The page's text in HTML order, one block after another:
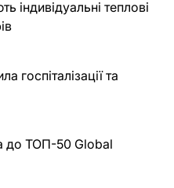
індивідуальні теплові
госпіталізації та
до ТОП-50 Global